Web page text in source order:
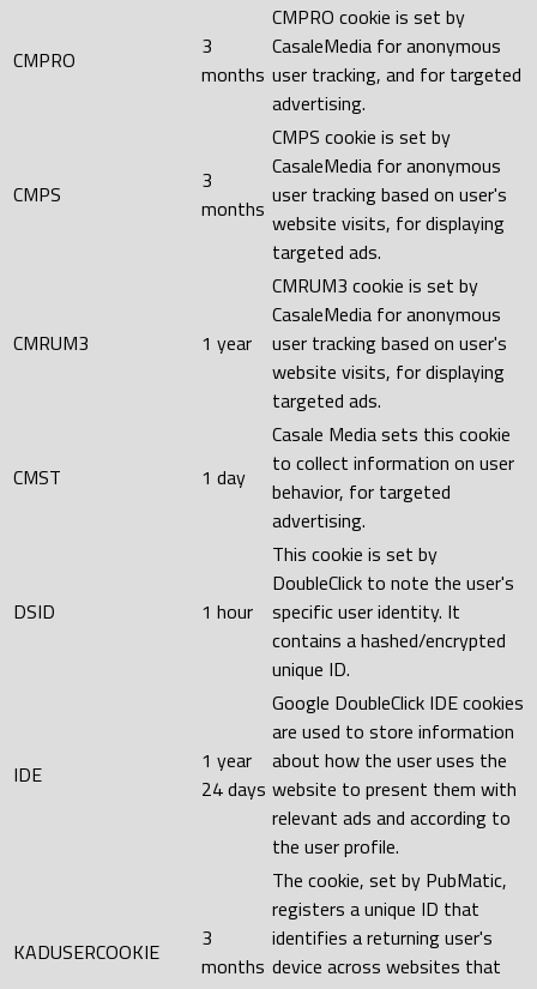
CMPRO
3
months
CMPRO cookie is set by
CasaleMedia for anonymous
user tracking, and for targeted
advertising.
CMPS
3
months
CMPS cookie is set by
CasaleMedia for anonymous
user tracking based on user's
website visits, for displaying
targeted ads.
CMRUM3 1 year
CMRUM3 cookie is set by
CasaleMedia for anonymous
user tracking based on user's
website visits, for displaying
targeted ads.
CMST 1 day
Casale Media sets this cookie
to collect information on user
behavior, for targeted
advertising.
DSID 1 hour
This cookie is set by
DoubleClick to note the user's
specific user identity. It
contains a hashed/encrypted
unique ID.
IDE
1 year
24 days
Google DoubleClick IDE cookies
are used to store information
about how the user uses the
website to present them with
relevant ads and according to
the user profile.
KADUSERCOOKIE
3
months
The cookie, set by PubMatic,
registers a unique ID that
identifies a returning user's
device across websites that